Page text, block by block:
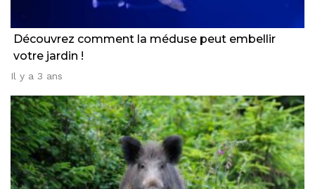
Découvrez comment la méduse peut embellir
votre jardin !
Il y a 3 ans